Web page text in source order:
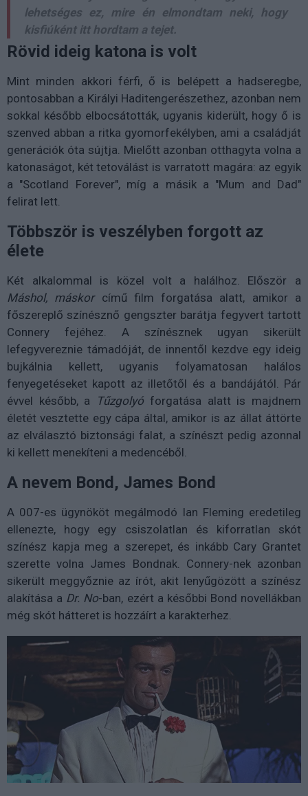
lehetséges ez, mire én elmondtam neki, hogy
kisfiúként itt hordtam a tejet.
Rövid ideig katona is volt
Mint minden akkori férfi, ő is belépett a hadseregbe,
pontosabban a Királyi Haditengerészethez, azonban nem
sokkal később elbocsátották, ugyanis kiderült, hogy ő is
szenved abban a ritka gyomorfekélyben, ami a családját
generációk óta sújtja. Mielőtt azonban otthagyta volna a
katonaságot, két tetoválást is varratott magára: az egyik
a "Scotland Forever", míg a másik a "Mum and Dad"
felirat lett.
Többször is veszélyben forgott az
élete
Két alkalommal is közel volt a halálhoz. Először a
Máshol, máskorcímű film forgatása alatt, amikor a
főszereplő színésznő gengszter barátja fegyvert tartott
Connery fejéhez. A színésznek ugyan sikerült
lefegyvereznie támadóját, de innentől kezdve egy ideig
bujkálnia kellett, ugyanis folyamatosan halálos
fenyegetéseket kapott az illetőtől és a bandájától. Pár
évvel később, a
Tűzgolyó forgatása alatt is majdnem
életét vesztette egy cápa által, amikor is az állat áttörte
az elválasztó biztonsági falat, a színészt pedig azonnal
ki kellett menekíteni a medencéből.
A nevem Bond, James Bond
A 007-es ügynököt megálmodó Ian Fleming eredetileg
ellenezte, hogy egy csiszolatlan és kiforratlan skót
színész kapja meg a szerepet, és inkább Cary Grantet
szerette volna James Bondnak. Connery-nek azonban
sikerült meggyőznie az írót, akit lenyűgözött a színész
alakítása a Dr. No-ban, ezért a későbbi Bond novellákban
még skót hátteret is hozzáírt a karakterhez.